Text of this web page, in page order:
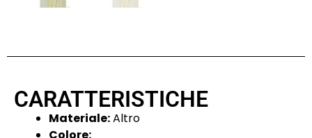
CARATTERISTICHE
Materiale:Altro